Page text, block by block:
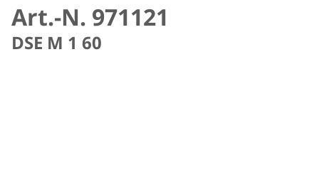
Art.-N. 971121
DSE M 1 60